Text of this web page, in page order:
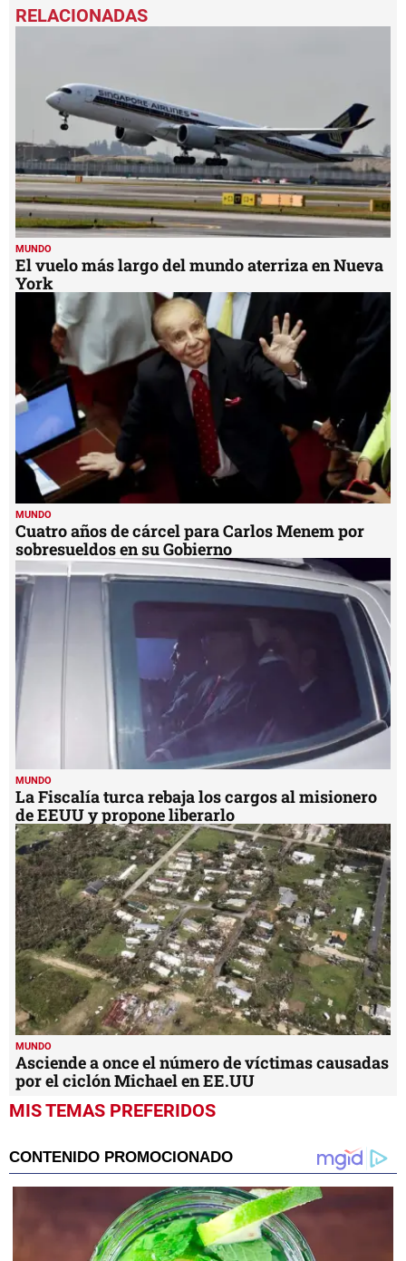
seconds
of
MUNDO
El vuelo más largo del mundo aterriza en Nueva
York
MUNDO
Cuatro años de cárcel para Carlos Menem por
sobresueldos en su Gobierno
MUNDO
La Fiscalía turca rebaja los cargos al misionero
de EEUU y propone liberarlo
MUNDO
Asciende a once el número de víctimas causadas
por el ciclón Michael en EE.UU
MIS TEMAS PREFERIDOS